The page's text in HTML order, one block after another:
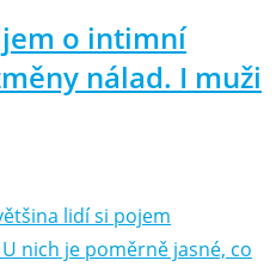
o intimní
nálad. I muži
lidí si pojem
nich je poměrně jasné, co